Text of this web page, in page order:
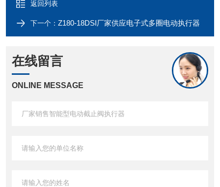
返回列表
下一个： Z180-18DSI厂家供应电子式多圈电动执行器
在线留言
ONLINE MESSAGE